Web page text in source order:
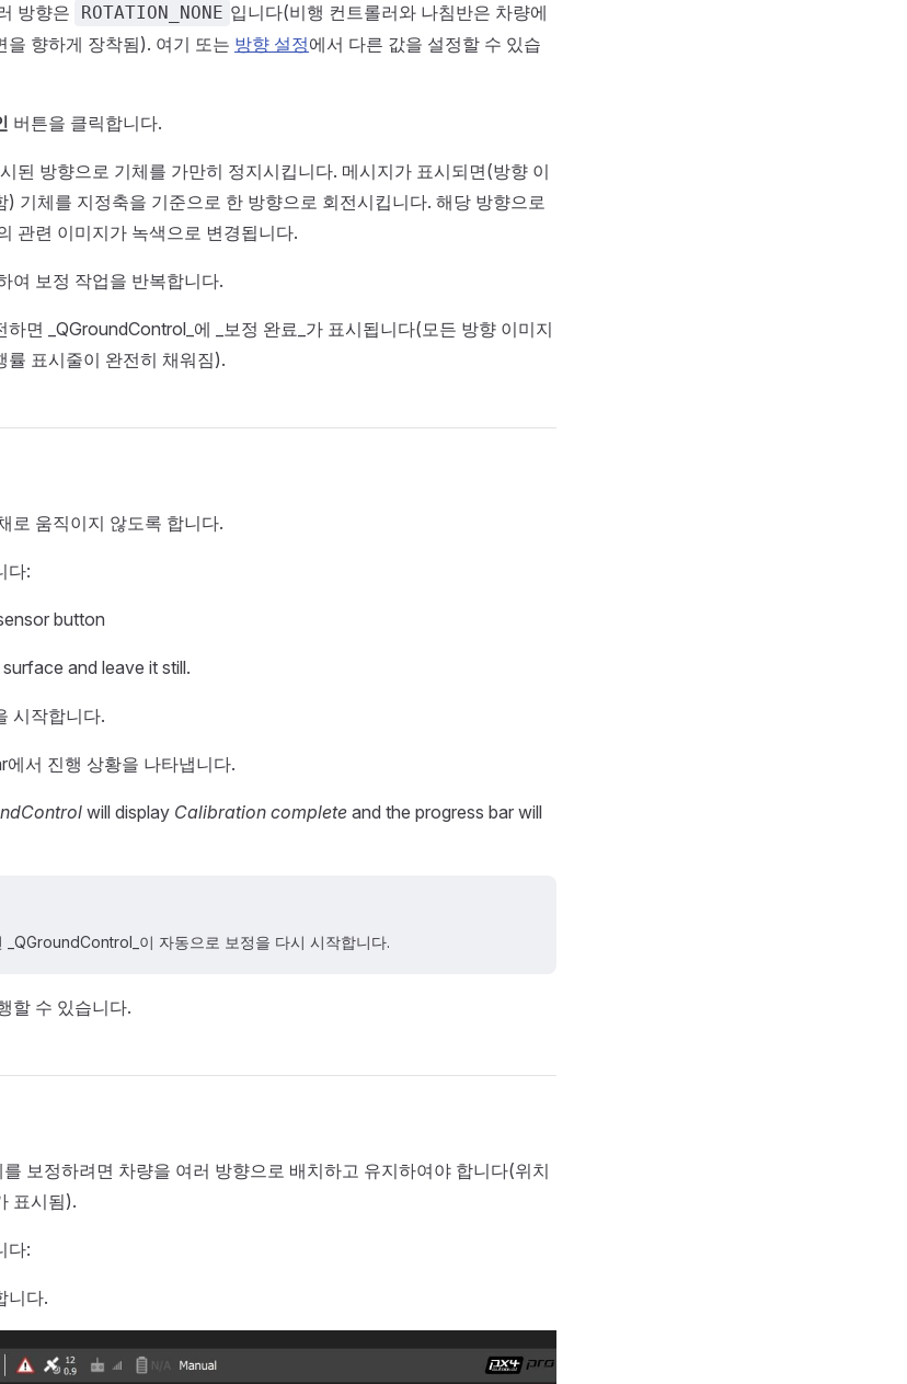
방향은 ROTATION_NONE 입니다(비행 컨트롤러와 나침반은 차량에
을 향하게 장착됨). 여기 또는 방향 설정에서 다른 값을 설정할 수 있습
버튼을 클릭합니다.
된 방향으로 기체를 가만히 정지시킵니다. 메시지가 표시되면(방향 이
) 기체를 지정축을 기준으로 한 방향으로 회전시킵니다. 해당 방향으로
관련 이미지가 녹색으로 변경됩니다.
여 보정 작업을 반복합니다.
면 _QGroundControl_에 _보정 완료_가 표시됩니다(모든 방향 이미지
률 표시줄이 완전히 채워짐).
로 움직이지 않도록 합니다.
다:
button
and leave it still.
시작합니다.
서 진행 상황을 나타냅니다.
will display Calibration complete and the progress bar will
_QGroundControl_이 자동으로 보정을 다시 시작합니다.
할 수 있습니다.
보정하려면 차량을 여러 방향으로 배치하고 유지하여야 합니다(위치
표시됨).
다:
니다.